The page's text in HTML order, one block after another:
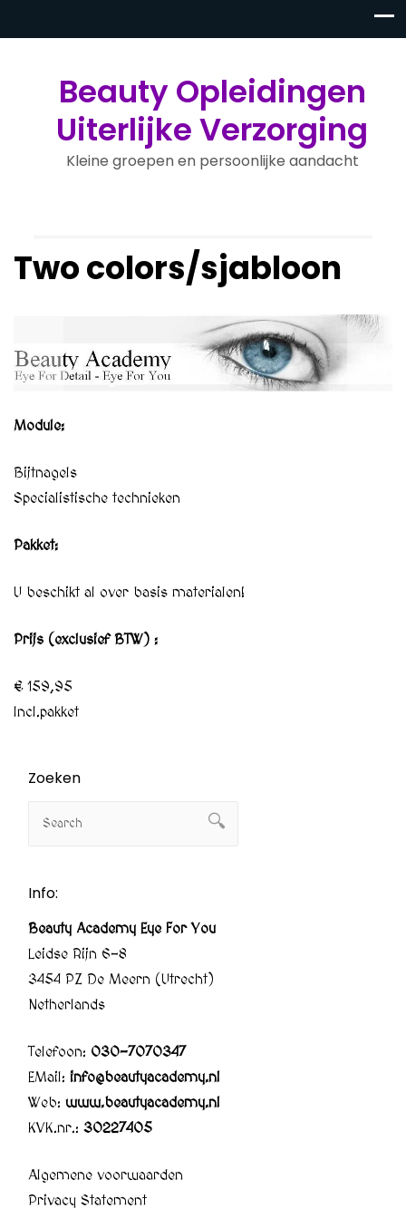
Beauty Opleidingen
Uiterlijke Verzorging
Kleine groepen en persoonlijke aandacht
Two colors/sjabloon
Module:
Bijtnagels
Specialistische technieken
Pakket:
U beschikt al over basis materialen!
Prijs (exclusief BTW) :
€ 159,95
Incl.pakket
Zoeken
Info:
Beauty Academy Eye For You
Leidse Rijn 6-8
3454 PZ De Meern (Utrecht)
Netherlands
Telefoon: 030-7070347
EMail: info@beautyacademy.nl
Web: www.beautyacademy.nl
KVK.nr.: 30227405
Algemene voorwaarden
Privacy Statement